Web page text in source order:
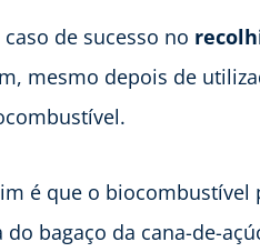
de sucesso no
mesmo depois de
é que o biocombustível
bagaço da cana-de-